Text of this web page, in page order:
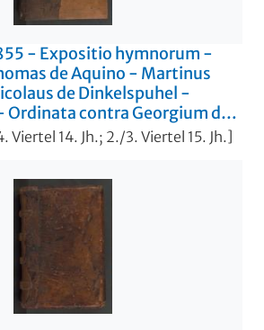
- Expositio hymnorum -
de Aquino - Martinus
de Dinkelspuhel -
Ordinata contra Georgium de
II. papa. - UB Gießen, Hs 855
14. Jh.; 2./3. Viertel 15. Jh.]